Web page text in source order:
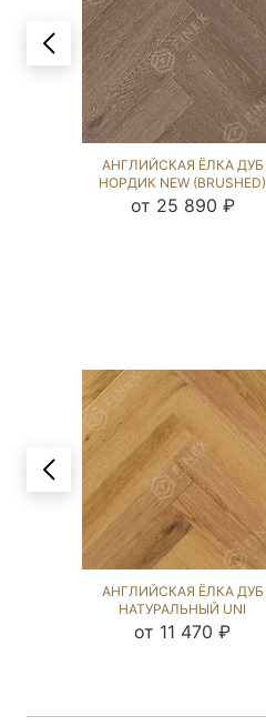
АНГЛИЙСКАЯ ЁЛКА ДУБ
НОРДИК NEW (BRUSHED)
103114
от 25 890 ₽
АНГЛИЙСКАЯ ЁЛКА ДУБ
НАТУРАЛЬНЫЙ UNI
(BRUSHED) 213431
от 11 470 ₽